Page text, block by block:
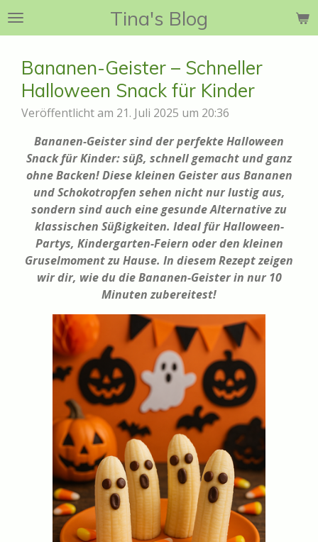
Zum
Tina's Blog
Bananen-Geister – Schneller
Halloween Snack für Kinder
Veröffentlicht am 21. Juli 2025 um 20:36
Bananen-Geister sind der perfekte Halloween
Snack für Kinder: süß, schnell gemacht und ganz
ohne Backen! Diese kleinen Geister aus Bananen
und Schokotropfen sehen nicht nur lustig aus,
sondern sind auch eine gesunde Alternative zu
klassischen Süßigkeiten. Ideal für Halloween-
Partys, Kindergarten-Feiern oder den kleinen
Gruselmoment zu Hause. In diesem Rezept zeigen
wir dir, wie du die Bananen-Geister in nur 10
Minuten zubereitest!